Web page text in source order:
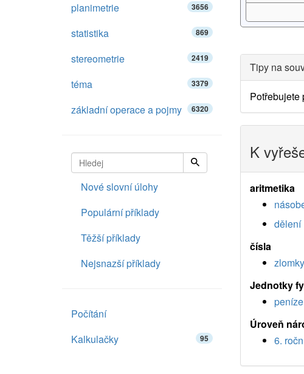
Tipy na
Potřebujete
K
aritmetika
dělení
čísla
zlomky
Jednotky
peníze
Úroveň
6.
planimetrie 3656
statistika 869
stereometrie 2419
téma 3379
základní operace a pojmy 6320
Nové slovní úlohy
Populární příklady
Těžší příklady
Nejsnazší příklady
Počítání
Kalkulačky
95